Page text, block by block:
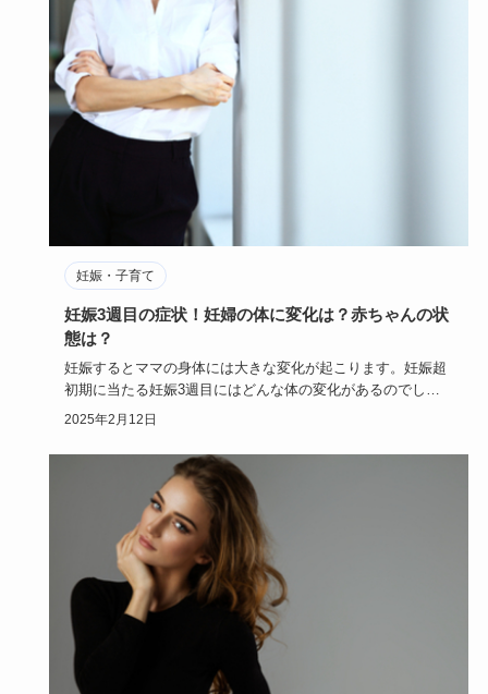
妊娠・子育て
妊娠3週目の症状！妊婦の体に変化は？赤ちゃんの状
態は？
妊娠するとママの身体には大きな変化が起こります。妊娠超
初期に当たる妊娠3週目にはどんな体の変化があるのでしょ
うか？妊娠3週…
2025年2月12日